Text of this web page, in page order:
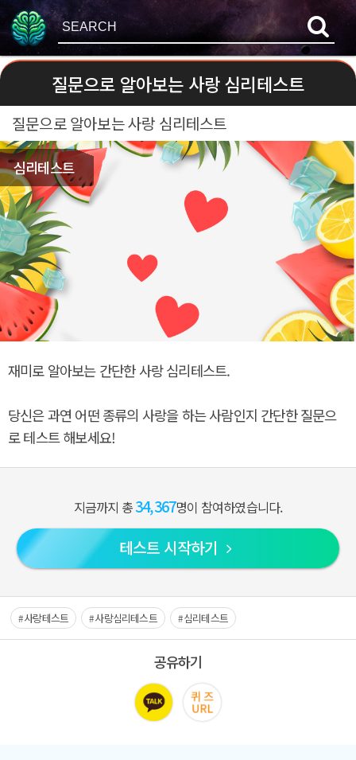
질문으로 알아보는 사랑 심리테스트
질문으로 알아보는 사랑 심리테스트
심리테스트
재미로 알아보는 간단한 사랑 심리테스트.
당신은 과연 어떤 종류의 사랑을 하는 사람인지 간단한 질문으
로 테스트 해보세요!
지금까지 총34,367명이 참여하였습니다.
테스트 시작하기
사랑테스트 사랑심리테스트 심리테스트
공유하기